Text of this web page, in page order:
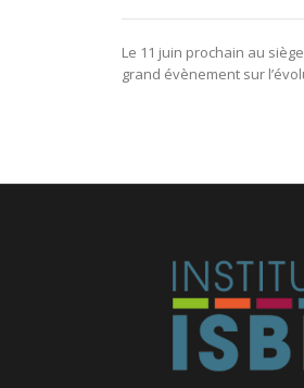
Le 11 juin prochain au
grand évènement sur